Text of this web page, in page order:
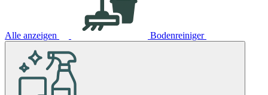
Alle anzeigen Bodenreiniger